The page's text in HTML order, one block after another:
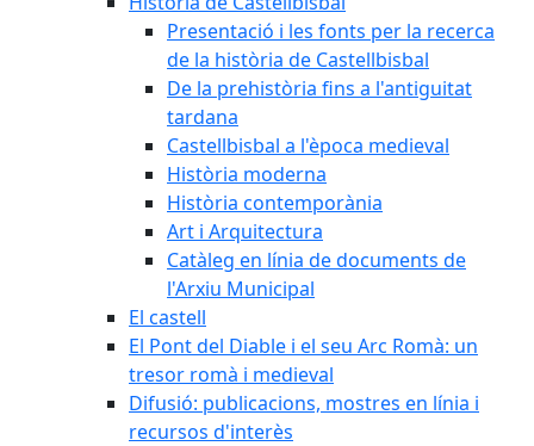
Presentació i les fonts per la recerca
de la història de Castellbisbal
De la prehistòria fins a l'antiguitat
tardana
Castellbisbal a l'època medieval
Història moderna
Història contemporània
Art i Arquitectura
Catàleg en línia de documents de
l'Arxiu Municipal
El castell
El Pont del Diable i el seu Arc Romà: un
tresor romà i medieval
Difusió: publicacions, mostres en línia i
recursos d'interès